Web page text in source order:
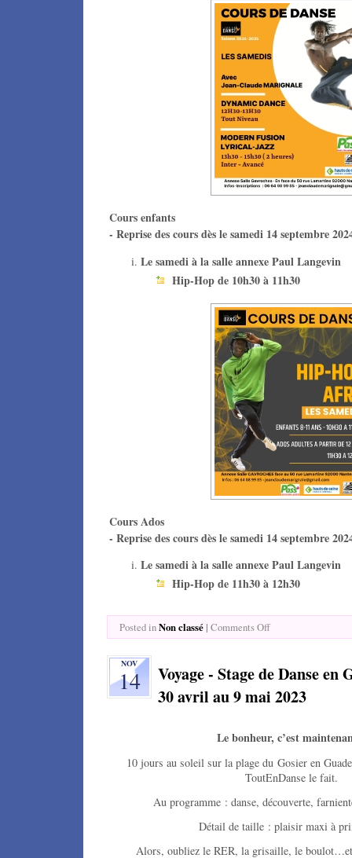
Cours enfants
- Reprise des cours dès le samedi 14 septembre
Le samedi à la salle annexe Paul Langevin
Hip-Hop de 10h30 à 11h30
Cours Ados
- Reprise des cours dès le samedi 14 septembre
Le samedi à la salle annexe Paul Langevin
Hip-Hop de 11h30 à 12h30
Posted inNon classé | Comments Off
NOV
14
Voyage - Stage de Danse en
30 avril au 9 mai 2023
Le bonheur, c’est
10 jours au soleil sur la plage du Gosier en
ToutEnDanse le fait.
Au programme : danse, découverte,
Détail de taille : plaisir maxi à
Alors, oubliez le RER, la grisaille, le